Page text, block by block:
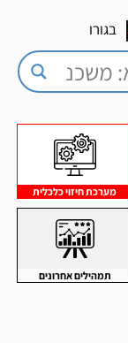
בגורו
מערכת חיזוי כלכלית
תמהילים אחרונים